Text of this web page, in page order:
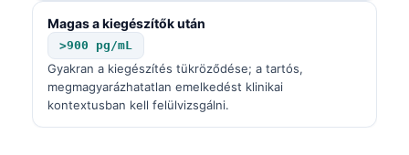
Magas a kiegészítők után
>900 pg/mL
Gyakran a kiegészítés tükröződése; a tartós,
megmagyarázhatatlan emelkedést klinikai
kontextusban kell felülvizsgálni.